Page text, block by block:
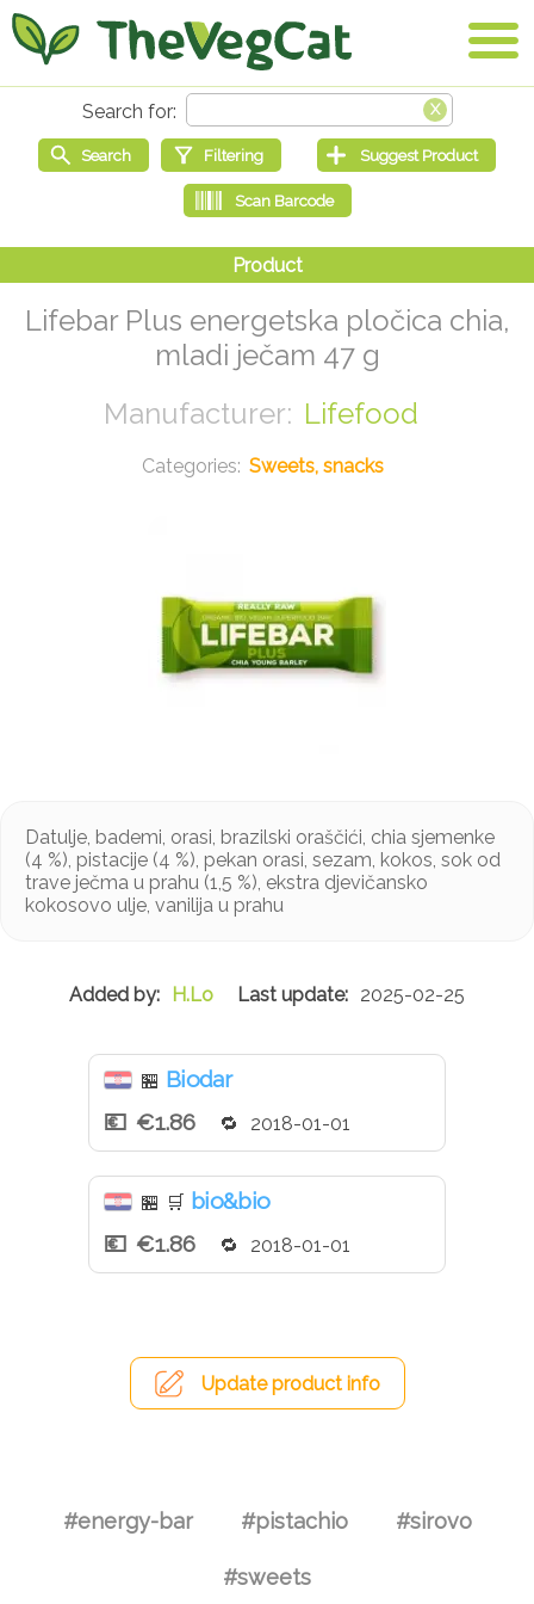
Lifebar Plus energetska pločica chia,
mladi ječam 47 g
Lifefood
Sweets, snacks
Datulje, bademi, orasi, brazilski oraščići, chia sjemenke
(4 %), pistacije (4 %), pekan orasi, sezam, kokos, sok od
trave ječma u prahu (1,5 %), ekstra djevičansko
kokosovo ulje, vanilija u prahu
H.Lo 2025-02-25
🏪 Biodar
€1.86
2018-01-01
🏪 🛒 bio&bio
€1.86
2018-01-01
Update product info
#energy-bar #pistachio #sirovo
#sweets